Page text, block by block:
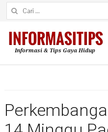
Cari untuk: